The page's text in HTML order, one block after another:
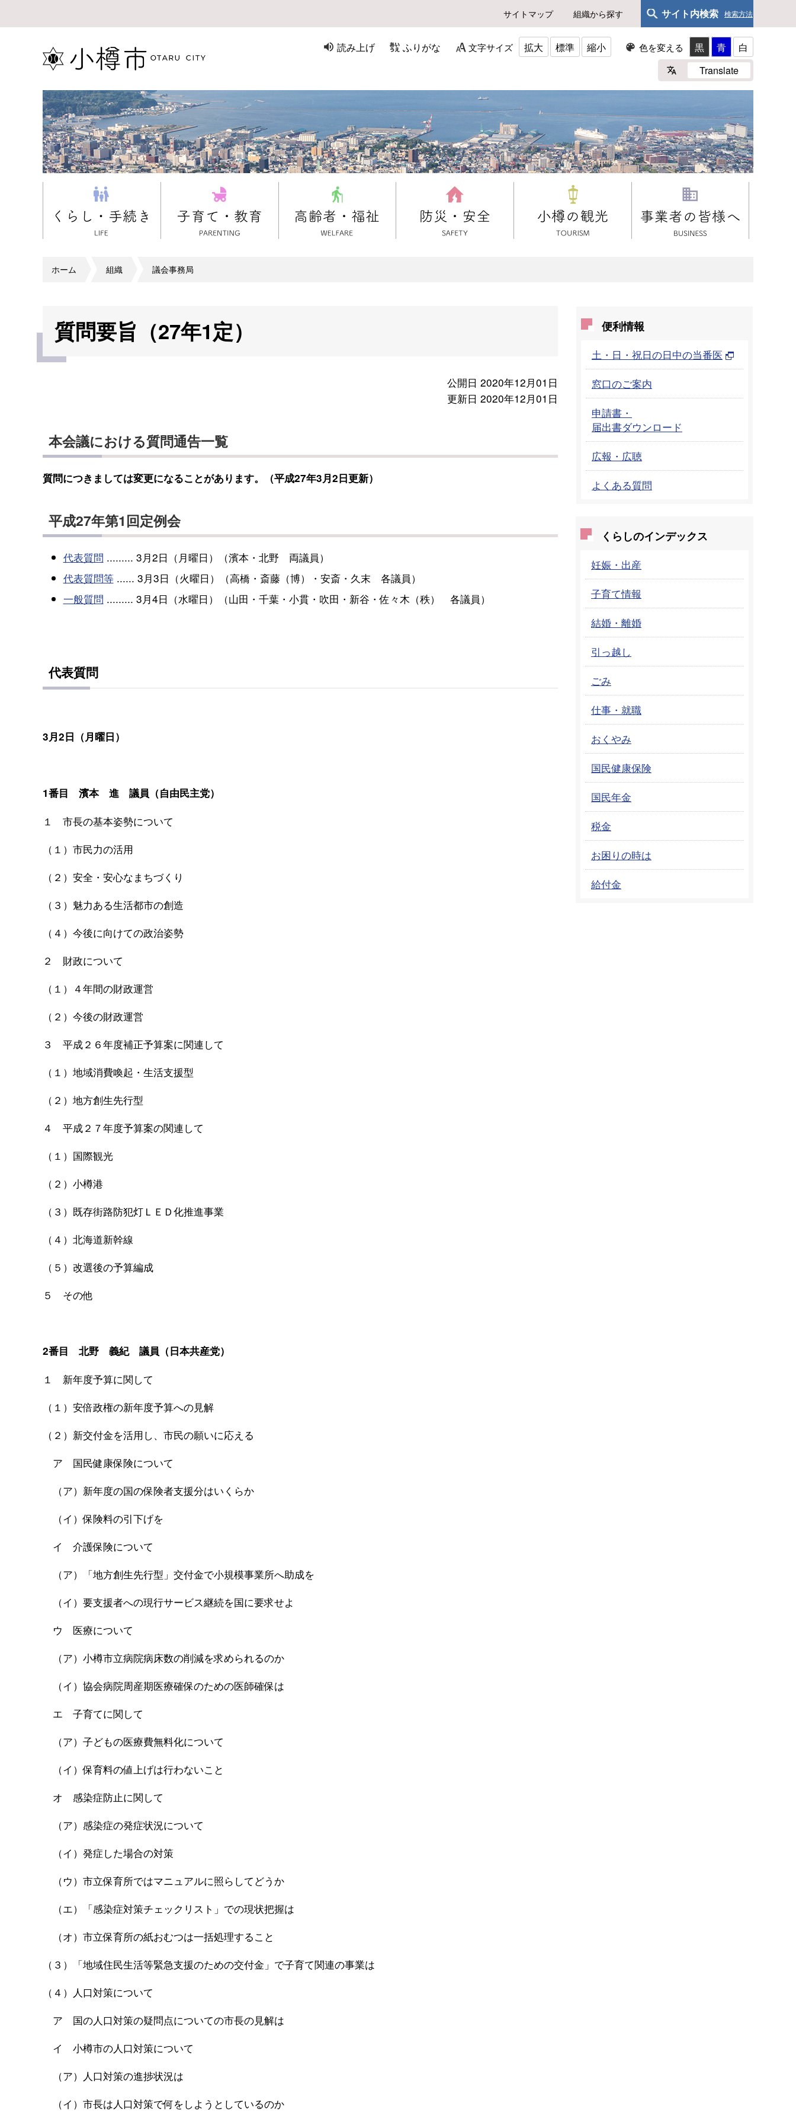
サイトマップ 組織から探す サイト内検索 検索方法
読み上げ ふりがな 文字サイズ 拡大 標準 縮小 色を変える 黒 青
白
Translate
ホーム 組織 議会事務局
質問要旨（27年1定）
公開日 2020年12月01日
更新日 2020年12月01日
本会議における質問通告一覧
質問につきましては変更になることがあります。（平成27年3月2日更新）
平成27年第1回定例会
代表質問 ......... 3月2日（月曜日）（濱本・北野 両議員）
代表質問等...... 3月3日（火曜日）（高橋・斎藤（博）・安斎・久末 各議員）
一般質問 ......... 3月4日（水曜日）（山田・千葉・小貫・吹田・新谷・佐々木（秩） 各議員）
代表質問
3月2日（月曜日）
1番目 濱本 進 議員（自由民主党）
１ 市長の基本姿勢について
（１）市民力の活用
（２）安全・安心なまちづくり
（３）魅力ある生活都市の創造
（４）今後に向けての政治姿勢
２ 財政について
（１）４年間の財政運営
（２）今後の財政運営
３ 平成２６年度補正予算案に関連して
（１）地域消費喚起・生活支援型
（２）地方創生先行型
４ 平成２７年度予算案の関連して
（１）国際観光
（２）小樽港
（３）既存街路防犯灯ＬＥＤ化推進事業
（４）北海道新幹線
（５）改選後の予算編成
５ その他
2番目 北野 義紀 議員（日本共産党）
１ 新年度予算に関して
（１）安倍政権の新年度予算への見解
（２）新交付金を活用し、市民の願いに応える
ア 国民健康保険について
（ア）新年度の国の保険者支援分はいくらか
（イ）保険料の引下げを
イ 介護保険について
（ア）「地方創生先行型」交付金で小規模事業所へ助成を
（イ）要支援者への現行サービス継続を国に要求せよ
ウ 医療について
（ア）小樽市立病院病床数の削減を求められるのか
（イ）協会病院周産期医療確保のための医師確保は
エ 子育てに関して
（ア）子どもの医療費無料化について
（イ）保育料の値上げは行わないこと
オ 感染症防止に関して
（ア）感染症の発症状況について
（イ）発症した場合の対策
（ウ）市立保育所ではマニュアルに照らしてどうか
（エ）「感染症対策チェックリスト」での現状把握は
（オ）市立保育所の紙おむつは一括処理すること
（３）「地域住民生活等緊急支援のための交付金」で子育て関連の事業は
（４）人口対策について
ア 国の人口対策の疑問点についての市長の見解は
イ 小樽市の人口対策について
（ア）人口対策の進捗状況は
（イ）市長は人口対策で何をしようとしているのか
便利情報
土・日・祝日の日中の当番医
窓口のご案内
申請書・
届出書ダウンロード
広報・広聴
よくある質問
くらしのインデックス
妊娠・出産
子育て情報
結婚・離婚
引っ越し
ごみ
仕事・就職
おくやみ
国民健康保険
国民年金
税金
お困りの時は
給付金